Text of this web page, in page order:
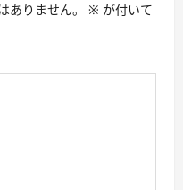
ありません。 ※ が付いて